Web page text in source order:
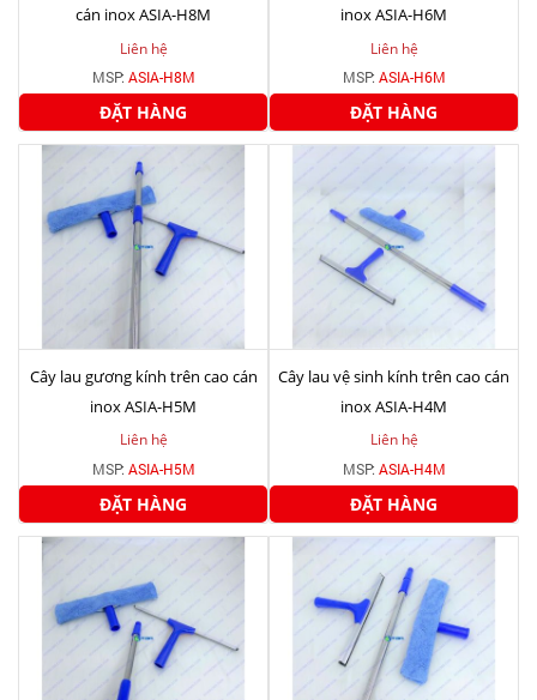
cán inox ASIA-H8M
Liên hệ
MSP: ASIA-H8M
ĐẶT HÀNG
inox ASIA-H6M
Liên hệ
MSP: ASIA-H6M
ĐẶT HÀNG
Cây lau gương kính trên cao cán
inox ASIA-H5M
Liên hệ
MSP: ASIA-H5M
ĐẶT HÀNG
Cây lau vệ sinh kính trên cao cán
inox ASIA-H4M
Liên hệ
MSP: ASIA-H4M
ĐẶT HÀNG